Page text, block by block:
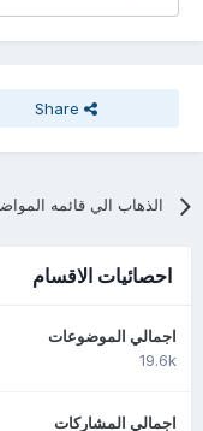
Share
الذهاب الي قائمه
احصائيات الاقسام
اجمالي الموضوعات
19.6k
اجمالي المشاركات